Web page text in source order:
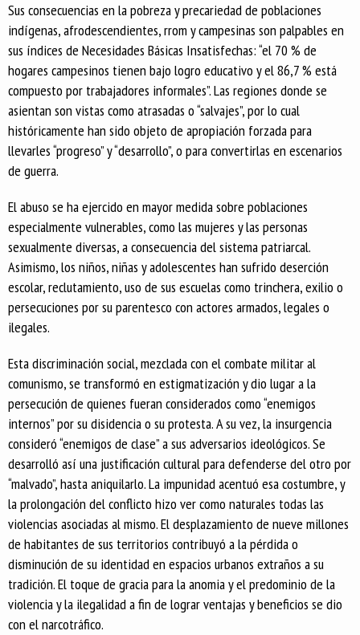
Sus consecuencias en la pobreza y precariedad de poblaciones
indígenas, afrodescendientes, rrom y campesinas son palpables en
sus índices de Necesidades Básicas Insatisfechas: “el 70 % de
hogares campesinos tienen bajo logro educativo y el 86,7 % está
compuesto por trabajadores informales”. Las regiones donde se
asientan son vistas como atrasadas o “salvajes”, por lo cual
históricamente han sido objeto de apropiación forzada para
llevarles “progreso” y “desarrollo”, o para convertirlas en escenarios
de guerra.
El abuso se ha ejercido en mayor medida sobre poblaciones
especialmente vulnerables, como las mujeres y las personas
sexualmente diversas, a consecuencia del sistema patriarcal.
Asimismo, los niños, niñas y adolescentes han sufrido deserción
escolar, reclutamiento, uso de sus escuelas como trinchera, exilio o
persecuciones por su parentesco con actores armados, legales o
ilegales.
Esta discriminación social, mezclada con el combate militar al
comunismo, se transformó en estigmatización y dio lugar a la
persecución de quienes fueran considerados como “enemigos
internos” por su disidencia o su protesta. A su vez, la insurgencia
consideró “enemigos de clase” a sus adversarios ideológicos. Se
desarrolló así una justificación cultural para defenderse del otro por
“malvado”, hasta aniquilarlo. La impunidad acentuó esa costumbre, y
la prolongación del conflicto hizo ver como naturales todas las
violencias asociadas al mismo. El desplazamiento de nueve millones
de habitantes de sus territorios contribuyó a la pérdida o
disminución de su identidad en espacios urbanos extraños a su
tradición. El toque de gracia para la anomia y el predominio de la
violencia y la ilegalidad a fin de lograr ventajas y beneficios se dio
con el narcotráfico.